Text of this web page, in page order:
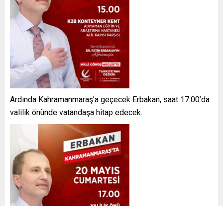
Ardında Kahramanmaraş’a geçecek Erbakan, saat 17:00’da
valilik önünde vatandaşa hitap edecek.